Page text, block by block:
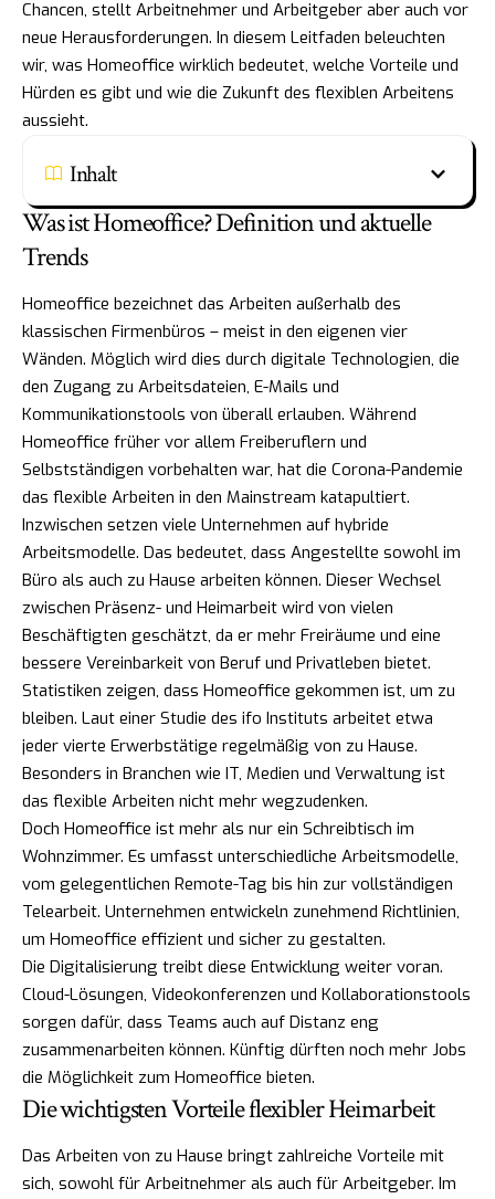
Chancen, stellt Arbeitnehmer und Arbeitgeber aber auch vor
neue Herausforderungen. In diesem Leitfaden beleuchten
wir, was Homeoffice wirklich bedeutet, welche Vorteile und
Hürden es gibt und wie die Zukunft des flexiblen Arbeitens
aussieht.
Inhalt
Was ist Homeoffice? Definition und aktuelle
Trends
Homeoffice bezeichnet das Arbeiten außerhalb des
klassischen Firmenbüros – meist in den eigenen vier
Wänden. Möglich wird dies durch digitale Technologien, die
den Zugang zu Arbeitsdateien, E-Mails und
Kommunikationstools von überall erlauben. Während
Homeoffice früher vor allem Freiberuflern und
Selbstständigen vorbehalten war, hat die Corona-Pandemie
das flexible Arbeiten in den Mainstream katapultiert.
Inzwischen setzen viele Unternehmen auf hybride
Arbeitsmodelle. Das bedeutet, dass Angestellte sowohl im
Büro als auch zu Hause arbeiten können. Dieser Wechsel
zwischen Präsenz- und Heimarbeit wird von vielen
Beschäftigten geschätzt, da er mehr Freiräume und eine
bessere Vereinbarkeit von Beruf und Privatleben bietet.
Statistiken zeigen, dass Homeoffice gekommen ist, um zu
bleiben. Laut einer Studie des ifo Instituts arbeitet etwa
jeder vierte Erwerbstätige regelmäßig von zu Hause.
Besonders in Branchen wie IT, Medien und Verwaltung ist
das flexible Arbeiten nicht mehr wegzudenken.
Doch Homeoffice ist mehr als nur ein Schreibtisch im
Wohnzimmer. Es umfasst unterschiedliche Arbeitsmodelle,
vom gelegentlichen Remote-Tag bis hin zur vollständigen
Telearbeit. Unternehmen entwickeln zunehmend Richtlinien,
um Homeoffice effizient und sicher zu gestalten.
Die Digitalisierung treibt diese Entwicklung weiter voran.
Cloud-Lösungen, Videokonferenzen und Kollaborationstools
sorgen dafür, dass Teams auch auf Distanz eng
zusammenarbeiten können. Künftig dürften noch mehr Jobs
die Möglichkeit zum Homeoffice bieten.
Die wichtigsten Vorteile flexibler Heimarbeit
Das Arbeiten von zu Hause bringt zahlreiche Vorteile mit
sich, sowohl für Arbeitnehmer als auch für Arbeitgeber. Im